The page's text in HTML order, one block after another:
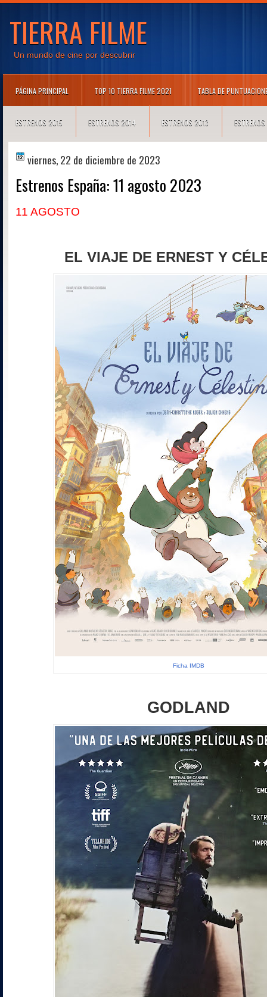
TIERRA FILME
Un mundo de cine por descubrir
PÁGINA PRINCIPAL TOP 10 TIERRA FILME 2021 TABLA DE
ESTRENOS 2015 ESTRENOS 2014 ESTRENOS 2013
viernes, 22 de diciembre de 2023
Estrenos España: 11 agosto 2023
11 AGOSTO
EL VIAJE DE ERNEST Y
Ficha IMDB
GODLAND